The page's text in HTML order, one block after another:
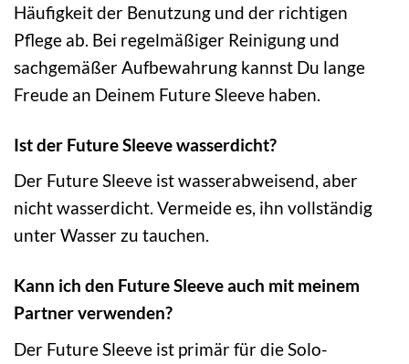
Häufigkeit der Benutzung und der richtigen
Pflege ab. Bei regelmäßiger Reinigung und
sachgemäßer Aufbewahrung kannst Du lange
Freude an Deinem Future Sleeve haben.
Ist der Future Sleeve wasserdicht?
Der Future Sleeve ist wasserabweisend, aber
nicht wasserdicht. Vermeide es, ihn vollständig
unter Wasser zu tauchen.
Kann ich den Future Sleeve auch mit meinem
Partner verwenden?
Der Future Sleeve ist primär für die Solo-